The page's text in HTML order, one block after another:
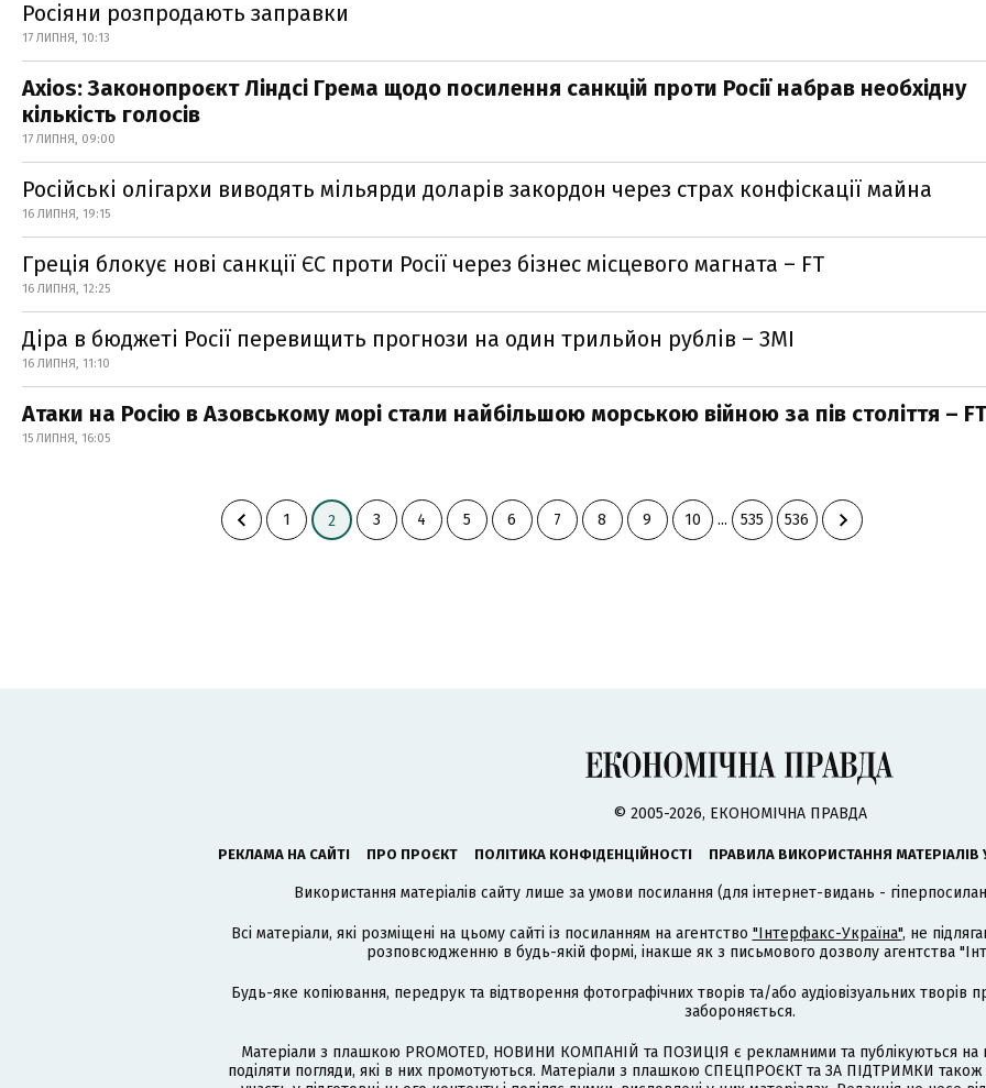
Росіяни розпродають заправки
17 ЛИПНЯ, 10:13
Axios: Законопроєкт Ліндсі Грема щодо посилення санкцій проти Росії набрав необхідну
кількість голосів
17 ЛИПНЯ, 09:00
Російські олігархи виводять мільярди доларів закордон через страх конфіскації майна
16 ЛИПНЯ, 19:15
Греція блокує нові санкції ЄС проти Росії через бізнес місцевого магната – FT
16 ЛИПНЯ, 12:25
Діра в бюджеті Росії перевищить прогнози на один трильйон рублів – ЗМІ
16 ЛИПНЯ, 11:10
Атаки на Росію в Азовському морі стали найбільшою морською війною за пів століття – FT
15 ЛИПНЯ, 16:05
1 2 3 4 5 6 7 8 9 10 ... 535 536
© 2005-2026, ЕКОНОМІЧНА ПРАВДА
РЕКЛАМА НА САЙТІ ПРО ПРОЄКТ ПОЛІТИКА КОНФІДЕНЦІЙНОСТІ ПРАВИЛА ВИКОРИСТАННЯ МАТЕРІАЛІВ
Використання матеріалів сайту лише за умови посилання (для інтернет-видань -
Всі матеріали, які розміщені на цьому сайті із посиланням на агентство "Інтерфакс-Україна", не
розповсюдженню в будь-якій формі, інакше як з письмового дозволу агентства
Будь-яке копіювання, передрук та відтворення фотографічних творів та/або аудіовізуальних
забороняється.
Матеріали з плашкою PROMOTED, НОВИНИ КОМПАНІЙ та ПОЗИЦІЯ є рекламними та публікуються на
поділяти погляди, які в них промотуються. Матеріали з плашкою СПЕЦПРОЄКТ та ЗА ПІДТРИМКИ